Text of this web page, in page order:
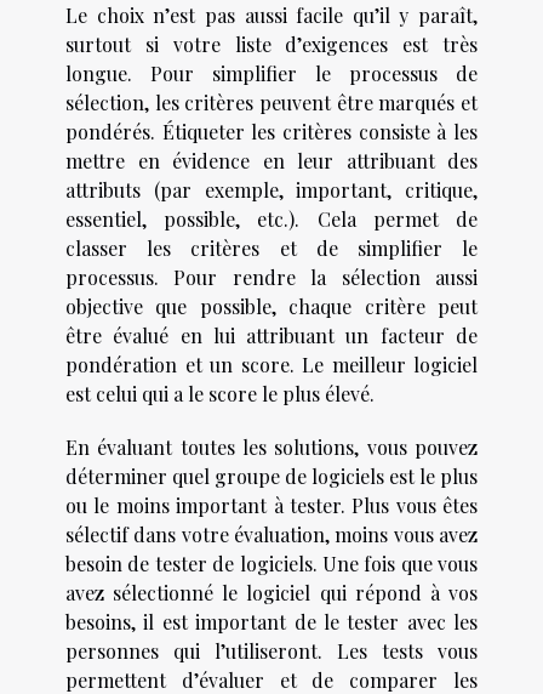
Le choix n’est pas aussi facile qu’il y paraît,
surtout si votre liste d’exigences est très
longue. Pour simplifier le processus de
sélection, les critères peuvent être marqués et
pondérés. Étiqueter les critères consiste à les
mettre en évidence en leur attribuant des
attributs (par exemple, important, critique,
essentiel, possible, etc.). Cela permet de
classer les critères et de simplifier le
processus. Pour rendre la sélection aussi
objective que possible, chaque critère peut
être évalué en lui attribuant un facteur de
pondération et un score. Le meilleur logiciel
est celui qui a le score le plus élevé.
En évaluant toutes les solutions, vous pouvez
déterminer quel groupe de logiciels est le plus
ou le moins important à tester. Plus vous êtes
sélectif dans votre évaluation, moins vous avez
besoin de tester de logiciels. Une fois que vous
avez sélectionné le logiciel qui répond à vos
besoins, il est important de le tester avec les
personnes qui l’utiliseront. Les tests vous
permettent d’évaluer et de comparer les